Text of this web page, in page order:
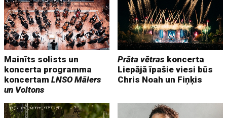
Mainīts solists un
koncerta programma
koncertamLNSO Mālers
un Voltons
Prāta vētras koncerta
Liepājā īpašie viesi būs
Chris Noah un Fiņķis